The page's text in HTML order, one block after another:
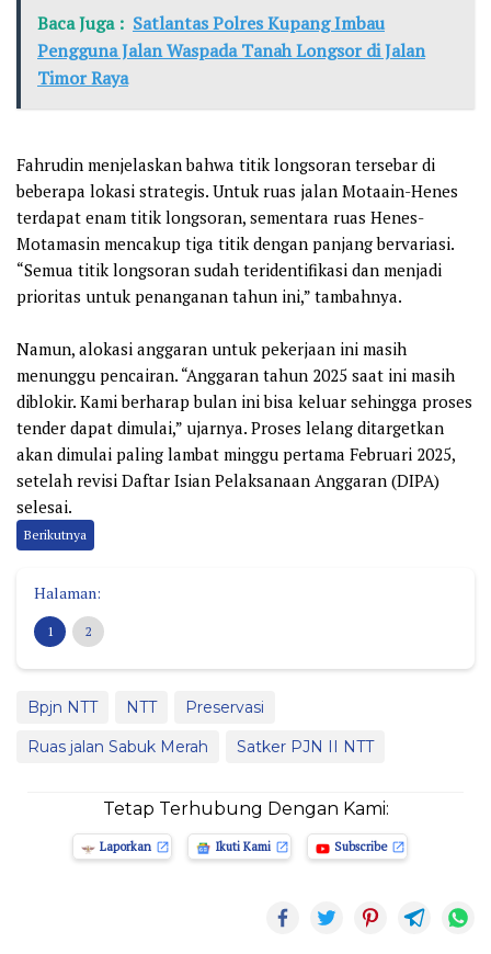
Baca Juga : Satlantas Polres Kupang Imbau
Pengguna Jalan Waspada Tanah Longsor di Jalan
Timor Raya
Fahrudin menjelaskan bahwa titik longsoran tersebar di
beberapa lokasi strategis. Untuk ruas jalan Motaain-Henes
terdapat enam titik longsoran, sementara ruas Henes-
Motamasin mencakup tiga titik dengan panjang bervariasi.
“Semua titik longsoran sudah teridentifikasi dan menjadi
prioritas untuk penanganan tahun ini,” tambahnya.
Namun, alokasi anggaran untuk pekerjaan ini masih
menunggu pencairan. “Anggaran tahun 2025 saat ini masih
diblokir. Kami berharap bulan ini bisa keluar sehingga proses
tender dapat dimulai,” ujarnya. Proses lelang ditargetkan
akan dimulai paling lambat minggu pertama Februari 2025,
setelah revisi Daftar Isian Pelaksanaan Anggaran (DIPA)
selesai.
Berikutnya
Halaman:
1 2
Bpjn NTT NTT
Preservasi
Ruas jalan Sabuk Merah
Satker PJN II NTT
Tetap Terhubung Dengan Kami:
Laporkan Ikuti Kami Subscribe